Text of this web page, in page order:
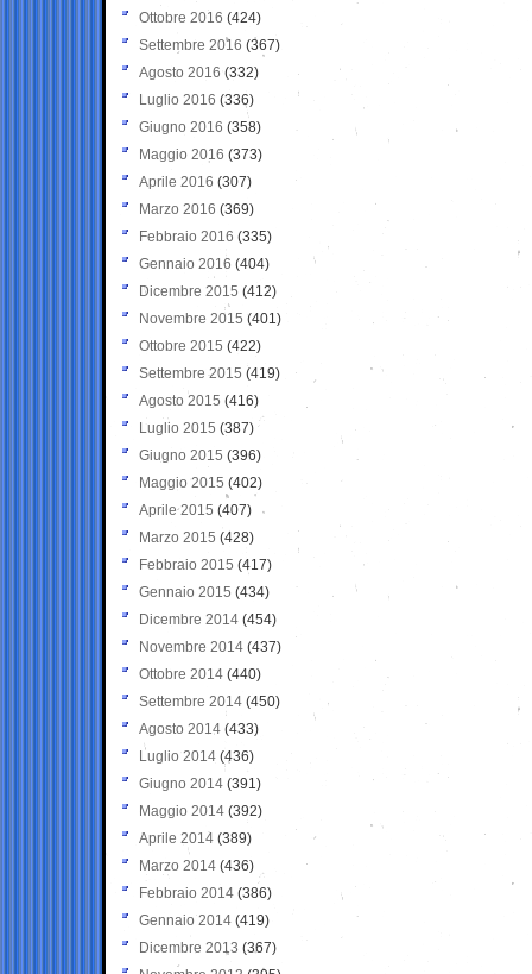
Ottobre 2016 (424)
Settembre 2016 (367)
Agosto 2016 (332)
Luglio 2016 (336)
Giugno 2016 (358)
Maggio 2016 (373)
Aprile 2016 (307)
Marzo 2016 (369)
Febbraio 2016 (335)
Gennaio 2016 (404)
Dicembre 2015 (412)
Novembre 2015 (401)
Ottobre 2015 (422)
Settembre 2015 (419)
Agosto 2015 (416)
Luglio 2015 (387)
Giugno 2015 (396)
Maggio 2015 (402)
Aprile 2015 (407)
Marzo 2015 (428)
Febbraio 2015 (417)
Gennaio 2015 (434)
Dicembre 2014 (454)
Novembre 2014 (437)
Ottobre 2014 (440)
Settembre 2014 (450)
Agosto 2014 (433)
Luglio 2014 (436)
Giugno 2014 (391)
Maggio 2014 (392)
Aprile 2014 (389)
Marzo 2014 (436)
Febbraio 2014 (386)
Gennaio 2014 (419)
Dicembre 2013 (367)